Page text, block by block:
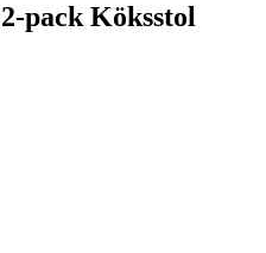
pack Köksstol